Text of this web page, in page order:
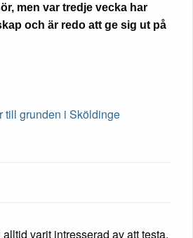
men var tredje vecka har
och är redo att ge sig ut på
till grunden i Sköldinge
varit intresserad av att testa.